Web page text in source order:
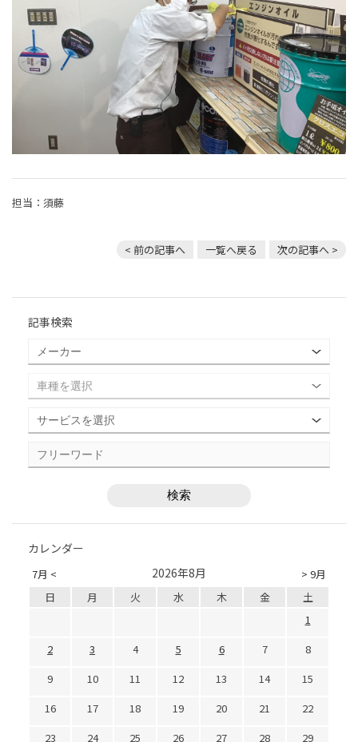
担当：須藤
< 前の記事へ 一覧へ戻る 次の記事へ >
記事検索
カレンダー
7月 < > 9月
2026年8月
日 月 火 水 木 金
土
1
2
3 4 5 6 7
8
9
10 11 12 13 14
15
16
17 18 19 20 21
22
23
24 25 26 27 28 29